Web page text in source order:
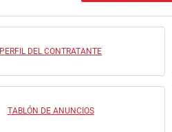
PERFIL DEL CONTRATANTE
TABLÓN DE ANUNCIOS